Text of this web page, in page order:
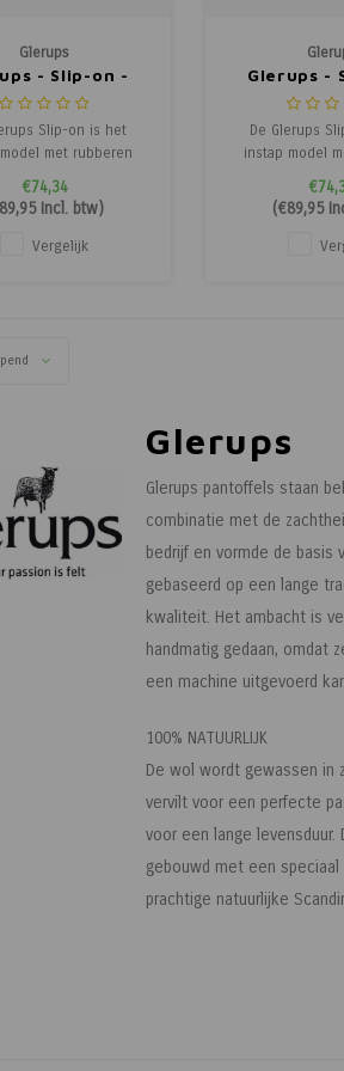
Glerups
- Slip-on -
Zool -
HoneySlip-on is het
met rubberen
Glerups is flexibel
makkelijk om in te
De Glerups pantoffels
zool zijn ook
€74,34
Incl. btw)
Vergelijk
Glerups -
De Glerups
instap model
zool! Deze
en daarom
stappen. De
met de
(€89,95
Glerups
Glerups pantoffels staan
combinatie met de
bedrijf en vormde de
gebaseerd op een lange
kwaliteit. Het ambacht is
handmatig gedaan, omdat
een machine uitgevoerd
100% NATUURLIJK
De wol wordt gewassen in
vervilt voor een perfecte
voor een lange
gebouwd met een
prachtige natuurlijke